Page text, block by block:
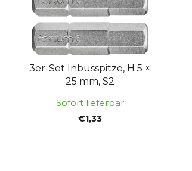
3er-Set Inbusspitze, H 5 ×
25 mm, S2
Sofort lieferbar
€1,33